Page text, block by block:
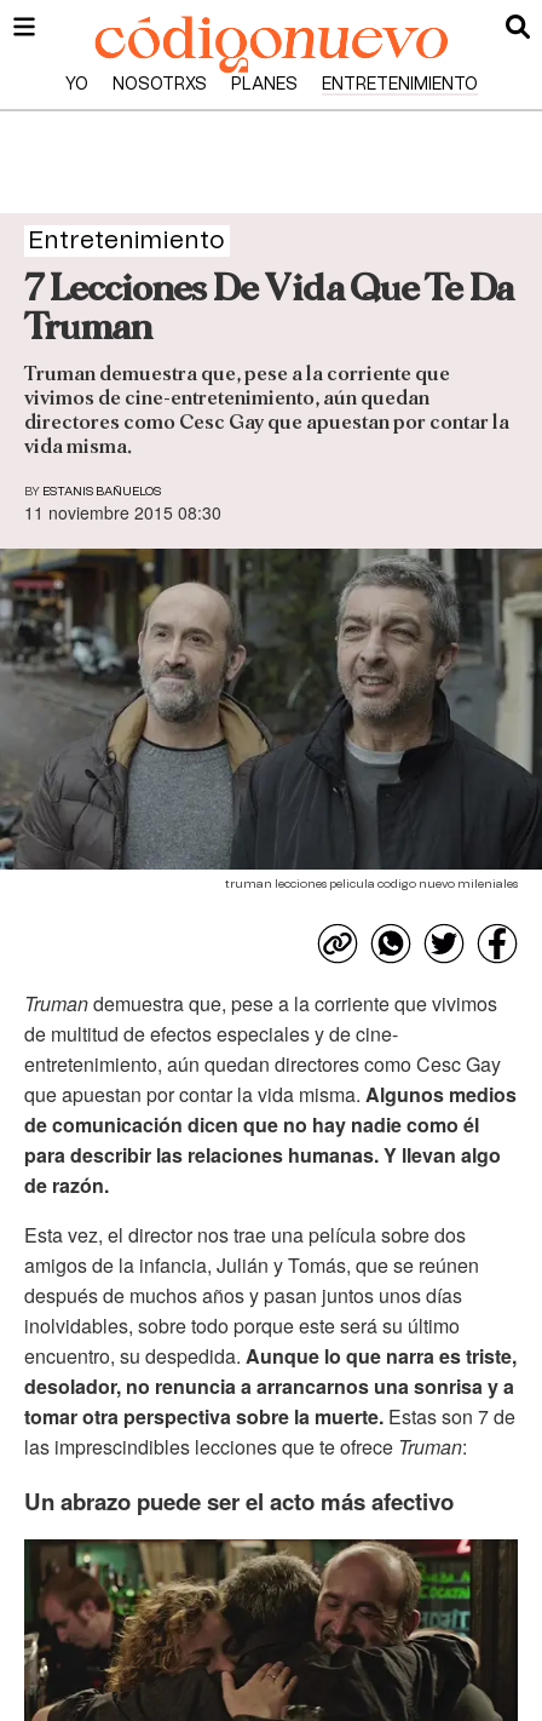
YO NOSOTRXS PLANES ENTRETENIMIENTO
Entretenimiento
7 Lecciones De Vida Que Te Da
Truman
Truman demuestra que, pese a la corriente que
vivimos de cine-entretenimiento, aún quedan
directores como Cesc Gay que apuestan por contar la
vida misma.
BY ESTANIS BAÑUELOS
11 noviembre 2015 08:30
truman lecciones pelicula codigo nuevo mileniales
Trumandemuestra que, pese a la corriente que vivimos
de multitud de efectos especiales y de cine-
entretenimiento, aún quedan directores como Cesc Gay
que apuestan por contar la vida misma. Algunos medios
de comunicación dicen que no hay nadie como él
para describir las relaciones humanas. Y llevan algo
de razón.
Esta vez, el director nos trae una película sobre dos
amigos de la infancia, Julián y Tomás, que se reúnen
después de muchos años y pasan juntos unos días
inolvidables, sobre todo porque este será su último
encuentro, su despedida. Aunque lo que narra es triste,
desolador, no renuncia a arrancarnos una sonrisa y a
tomar otra perspectiva sobre la muerte. Estas son 7 de
las imprescindibles lecciones que te ofrece Truman:
Un abrazo puede ser el acto más afectivo